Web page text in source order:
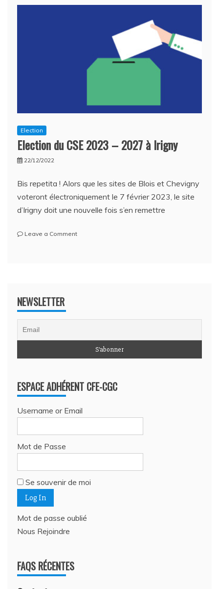
mandature
Election
Election du CSE 2023 – 2027 à Irigny
22/12/2022
Bis repetita ! Alors que les sites de Blois et Chevigny
voteront électroniquement le 7 février 2023, le site
d’Irigny doit une nouvelle fois s’en remettre
Leave a Commenton
NEWSLETTER
ESPACE ADHÉRENT CFE-CGC
Username or Email
Mot de Passe
Se souvenir de moi
Mot de passe oublié
Nous Rejoindre
FAQS RÉCENTES